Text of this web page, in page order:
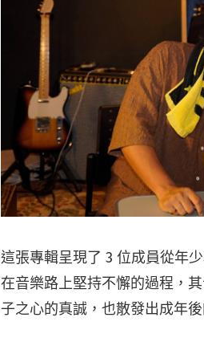
這張專輯呈現了 3 位成員從年
在音樂路上堅持不懈的過程，
子之心的真誠，也散發出成年